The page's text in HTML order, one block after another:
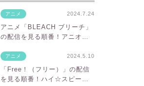
アニメ 2024.7.24
アニメ「BLEACH ブリーチ」
の配信を見る順番！アニオリ
アニメ 2024.5.10
「Free！（フリー）」の配信
を見る順番！ハイ☆スピー